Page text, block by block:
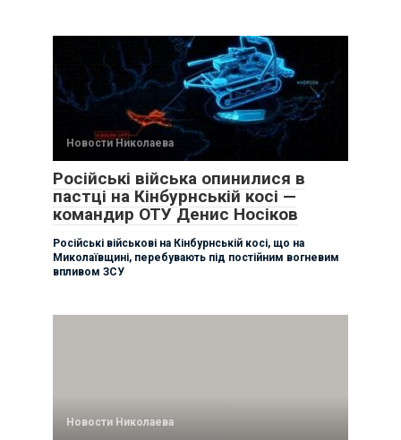
Новости Николаева
Російські війська опинилися в
пастці на Кінбурнській косі —
командир ОТУ Денис Носіков
Російські військові на Кінбурнській косі, що на
Миколаївщині, перебувають під постійним вогневим
впливом ЗСУ
Новости Николаева